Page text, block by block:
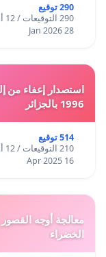
290 توقيع
290 التوقيعات / 12 أشهر
28 Jan 2026
1996 بالجزائر
514 توقيع
210 التوقيعات / 12 أشهر
16 Apr 2025
معالجة أوجه القصور
الخضراء